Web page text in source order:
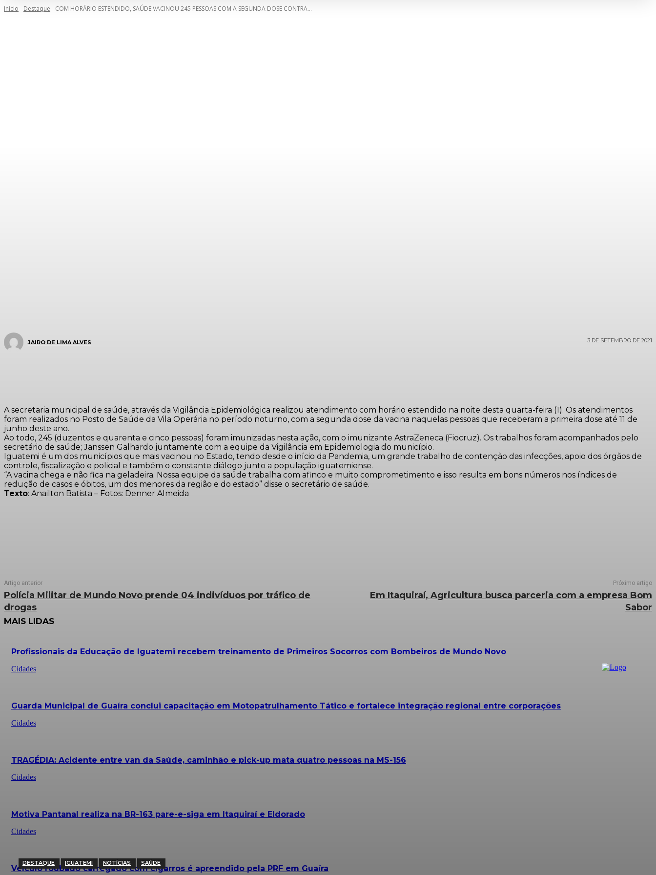
Início Destaque COM HORÁRIO ESTENDIDO, SAÚDE VACINOU 245 PESSOAS COM A SEGUNDA DOSE CONTRA...
DESTAQUE IGUATEMI NOTÍCIAS SAÚDE
JAIRO DE LIMA ALVES 3 DE SETEMBRO DE 2021
A secretaria municipal de saúde, através da Vigilância Epidemiológica realizou atendimento com horário estendido na noite desta quarta-feira (1). Os atendimentos
foram realizados no Posto de Saúde da Vila Operária no período noturno, com a segunda dose da vacina naquelas pessoas que receberam a primeira dose até 11 de
junho deste ano.
Ao todo, 245 (duzentos e quarenta e cinco pessoas) foram imunizadas nesta ação, com o imunizante AstraZeneca (Fiocruz). Os trabalhos foram acompanhados pelo
secretário de saúde; Janssen Galhardo juntamente com a equipe da Vigilância em Epidemiologia do município.
Iguatemi é um dos municípios que mais vacinou no Estado, tendo desde o início da Pandemia, um grande trabalho de contenção das infecções, apoio dos órgãos de
controle, fiscalização e policial e também o constante diálogo junto a população iguatemiense.
“A vacina chega e não fica na geladeira. Nossa equipe da saúde trabalha com afinco e muito comprometimento e isso resulta em bons números nos índices de
redução de casos e óbitos, um dos menores da região e do estado” disse o secretário de saúde.
Texto: Anailton Batista – Fotos: Denner Almeida
Artigo anterior
Polícia Militar de Mundo Novo prende 04 indivíduos por tráfico de
drogas
Próximo artigo
Em Itaquiraí, Agricultura busca parceria com a empresa Bom
Sabor
MAIS LIDAS
Profissionais da Educação de Iguatemi recebem treinamento de Primeiros Socorros com Bombeiros de Mundo Novo
Cidades
Guarda Municipal de Guaíra conclui capacitação em Motopatrulhamento Tático e fortalece integração regional entre corporações
Cidades
TRAGÉDIA: Acidente entre van da Saúde, caminhão e pick-up mata quatro pessoas na MS-156
Cidades
Motiva Pantanal realiza na BR-163 pare-e-siga em Itaquiraí e Eldorado
Cidades
Veículo roubado carregado com cigarros é apreendido pela PRF em Guaíra